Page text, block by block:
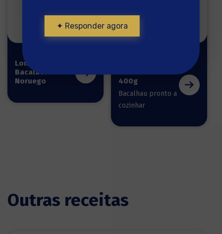
Lomos de
Bacalao
Noruego
400g
Bacalhau pronto a
cozinhar
Outras receitas
✦ Responder agora